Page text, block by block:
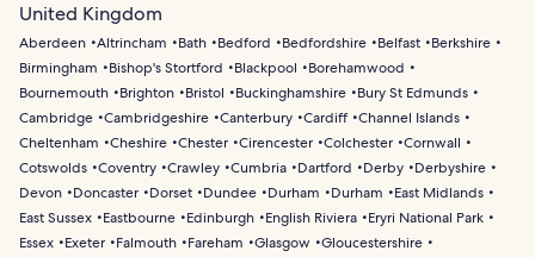
United Kingdom
Aberdeen Altrincham Bath Bedford Bedfordshire Belfast
Berkshire
Birmingham
Bishop's Stortford Blackpool
Borehamwood
Bournemouth
Brighton Bristol Buckinghamshire
Bury St Edmunds
Cambridge Cambridgeshire Canterbury Cardiff Channel Islands
Cheltenham
Cheshire Chester Cirencester Colchester Cornwall
Cotswolds Coventry Crawley Cumbria Dartford Derby
Derbyshire
Devon
Doncaster Dorset Dundee Durham Durham
East Midlands
East Sussex
Eastbourne Edinburgh English Riviera
Eryri National Park
Essex
Exeter Falmouth Fareham Glasgow
Gloucestershire